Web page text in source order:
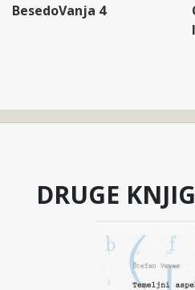
BesedoVanja 4
DRUGE